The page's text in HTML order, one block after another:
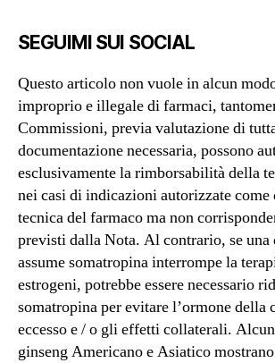
SEGUIMI SUI SOCIAL
Questo articolo non vuole in alcun
improprio e illegale di farmaci,
Commissioni, previa valutazione di
documentazione necessaria, possono
esclusivamente la rimborsabilità della
nei casi di indicazioni autorizzate come
tecnica del farmaco ma non
previsti dalla Nota. Al contrario, se una
assume somatropina interrompe la
estrogeni, potrebbe essere necessario
somatropina per evitare l’ormone della
eccesso e / o gli effetti collaterali.
ginseng Americano e Asiatico